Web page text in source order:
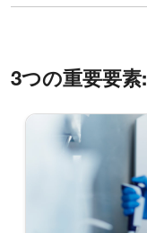
3つの重要要素: